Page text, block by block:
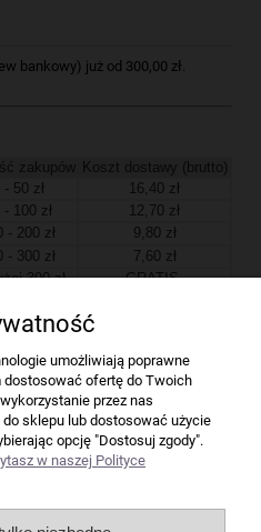
bankowy) już od 300,00 zł.
zakupów
Koszt dostawy (brutto)
- 50 zł
16,40 zł
100 zł
12,70 zł
- 200 zł
9,80 zł
- 300 zł
7,60 zł
300 zł
GRATIS
producentów
producentów
umożliwiają poprawne
dostosować ofertę do Twoich
przez nas
sklepu lub dostosować użycie
opcję "Dostosuj zgody".
w naszej Polityce